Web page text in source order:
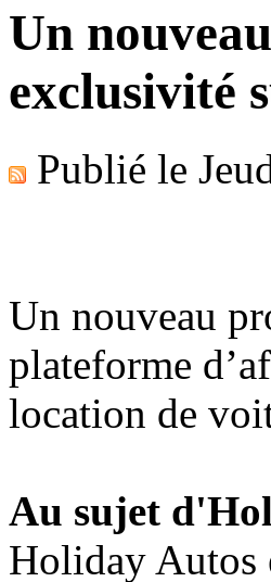
Un
exclusivité
Publié le
Un nouveau
plateforme
location de
Au sujet
Holiday Autos